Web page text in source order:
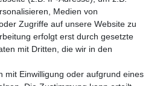
Medien von
Zugriffe auf unsere Website zu
erfolgt erst durch gesetzte
mit Dritten, die wir in den
mit Einwilligung oder aufgrund eines